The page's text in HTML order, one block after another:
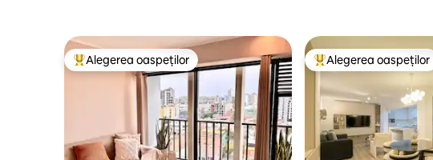
Locuință din topul categoriei Alegerea oaspeților
Alegerea oaspeților Locuință din topul
Alegerea oaspeților